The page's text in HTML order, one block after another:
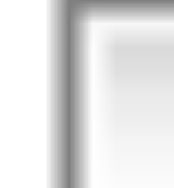
Model